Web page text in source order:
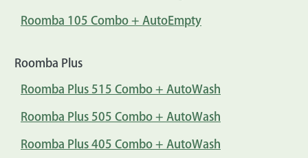
Roomba 105 Combo + AutoEmpty
Roomba Plus
Roomba Plus 515 Combo + AutoWash
Roomba Plus 505 Combo + AutoWash
Roomba Plus 405 Combo + AutoWash